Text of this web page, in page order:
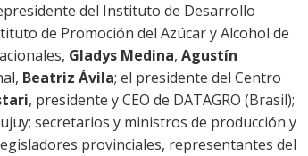
del Instituto de Desarrollo
de Promoción del Azúcar y Alcohol de
Gladys Medina, Agustín
Beatriz Ávila; el presidente del Centro
, presidente y CEO de DATAGRO (Brasil);
secretarios y ministros de producción y
provinciales, representantes del